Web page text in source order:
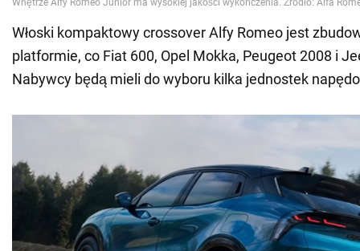
Włoski kompaktowy crossover Alfy Romeo jest
platformie, co Fiat 600, Opel Mokka, Peugeot 2008 i
Nabywcy będą mieli do wyboru kilka jednostek